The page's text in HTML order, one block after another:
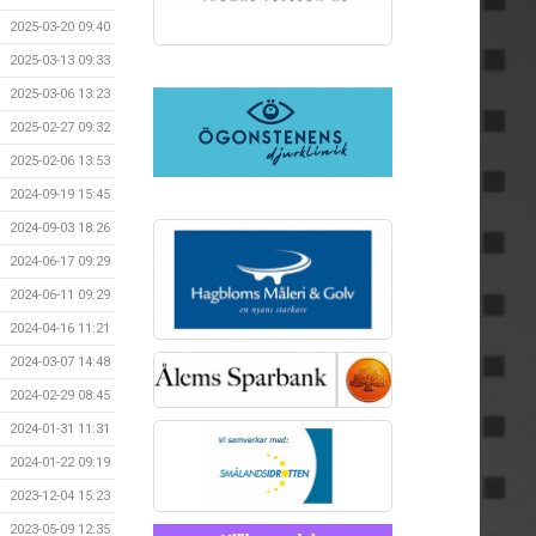
2025-03-20 09:40
2025-03-13 09:33
2025-03-06 13:23
2025-02-27 09:32
2025-02-06 13:53
2024-09-19 15:45
2024-09-03 18:26
2024-06-17 09:29
2024-06-11 09:29
2024-04-16 11:21
2024-03-07 14:48
2024-02-29 08:45
2024-01-31 11:31
2024-01-22 09:19
2023-12-04 15:23
2023-05-09 12:35